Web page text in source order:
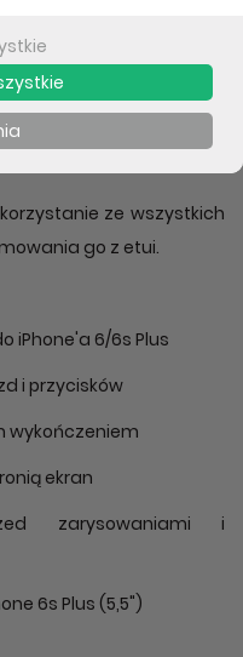
bez żadnej wolnej
Masz pewność, że
z tego etui.
ze wszystkich
go z etui.
iPhone'a 6/6s Plus
i przycisków
wykończeniem
ekran
zarysowaniami i
6s Plus (5,5")